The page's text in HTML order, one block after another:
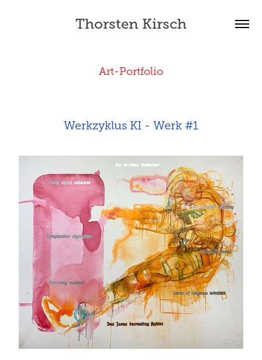
Thorsten Kirsch
Art-Portfolio
Werkzyklus KI - Werk #1